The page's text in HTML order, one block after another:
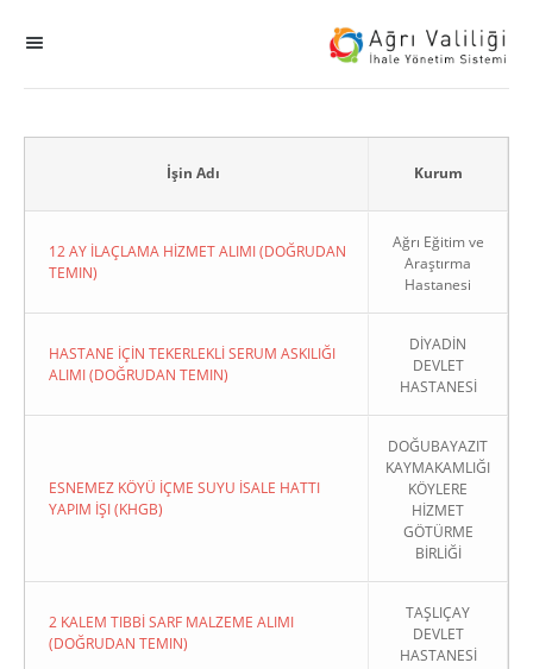
KHGB
İşin Adı Kurum
12 AY İLAÇLAMA HİZMET ALIMI (DOĞRUDAN
TEMIN)
Ağrı Eğitim ve
Araştırma
Hastanesi
HASTANE İÇİN TEKERLEKLİ SERUM ASKILIĞI
ALIMI (DOĞRUDAN TEMIN)
DİYADİN
DEVLET
HASTANESİ
ESNEMEZ KÖYÜ İÇME SUYU İSALE HATTI
YAPIM İŞI (KHGB)
DOĞUBAYAZIT
KAYMAKAMLIĞI
KÖYLERE
HİZMET
GÖTÜRME
BİRLİĞİ
2 KALEM TIBBİ SARF MALZEME ALIMI
(DOĞRUDAN TEMIN)
TAŞLIÇAY
DEVLET
HASTANESİ